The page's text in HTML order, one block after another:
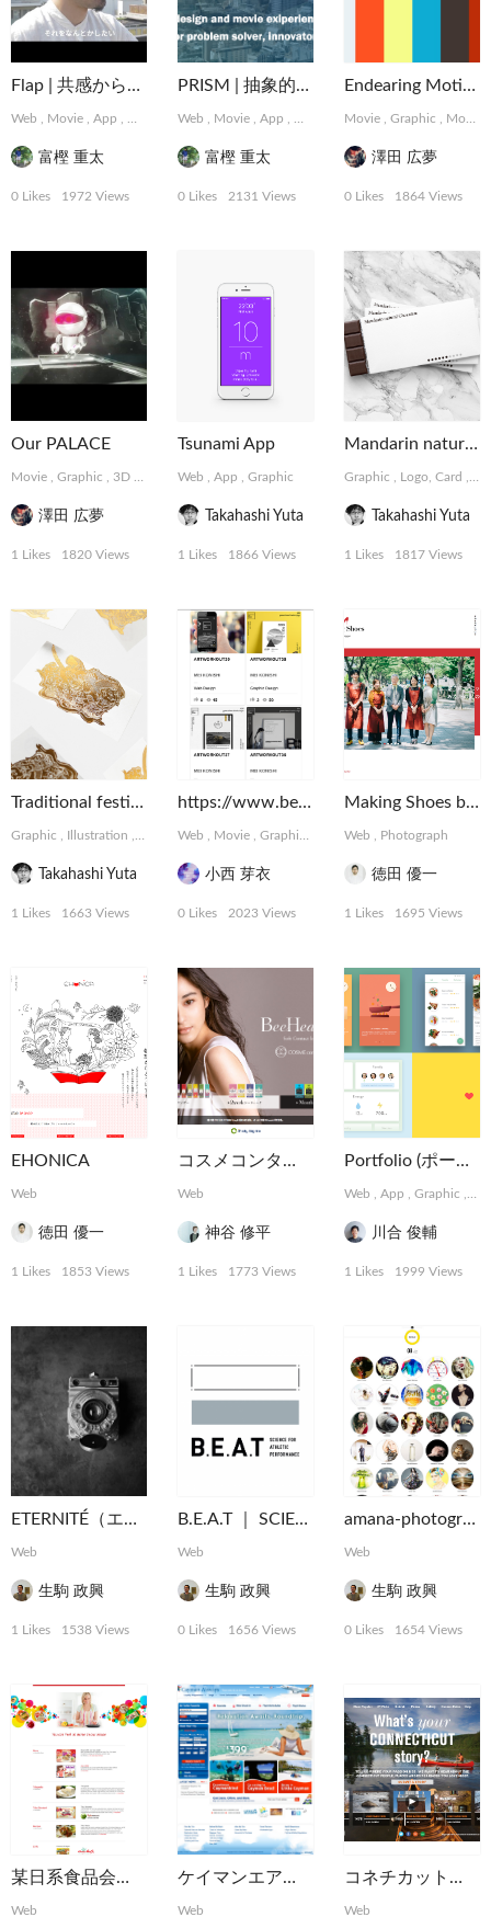
Flap | 共感から始まるデザインパートナーシップサービス
Web Movie App ,MotionGraphics, Logo, Card,Package, Book ,
富樫 重太
0 Likes 1972 Views
PRISM | 抽象的な難題に取り組むデザインコレクティブ
Web Movie ,App ,MotionGraphics ,Logo,
富樫 重太
0 Likes 2131 Views
Endearing Motions
Movie ,Graphic MotionGraphics
澤田 広夢
0 Likes 1864 Views
Our PALACE
Movie Graphic 3D MotionGraphics
澤田 広夢
1 Likes 1820 Views
Tsunami App
Web ,App ,Graphic
Takahashi Yuta
1 Likes 1866 Views
Mandarin natural Chocolate
Graphic Logo, Card
Takahashi Yuta
1 Likes 1817 Views
Traditional festival of Japan
Graphic Illustration Logo, Card
Takahashi Yuta
1 Likes 1663 Views
https://www.behance.net/meikonishi
Web Movie ,Graphic MotionGraphics,
小西 芽衣
0 Likes 2023 Views
Making Shoes by tartaruga
Web Photograph
徳田 優一
1 Likes 1695 Views
EHONICA
Web
徳田 優一
1 Likes 1853 Views
コスメコンタクトBeeHeartBシリーズ
Web
神谷 修平
1 Likes 1773 Views
Portfolio (ポートフォリオ)
Web ,App ,Graphic
川合 俊輔
1 Likes 1999 Views
ETERNITÉ（エタニテ）
Web
生駒 政興
1 Likes 1538 Views
B.E.A.T ｜ SCIENCE FOR ATHLETIC PERFORMANCE
Web
生駒 政興
0 Likes 1656 Views
amana-photographers
Web
生駒 政興
0 Likes 1654 Views
某日系食品会社の米国用オフィシャル・ウェブサイト
Web
ケイマンエアウェイズ・ウェブサイト
Web
コネチカット州観光ウェブサイト
Web